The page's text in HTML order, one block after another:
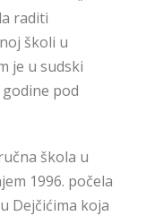
raditi
školi u
je u sudski
pod
škola u
1996. počela
Dejčićima koja